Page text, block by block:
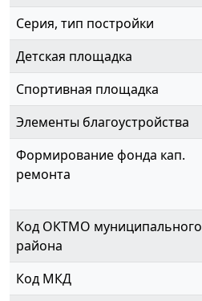
Серия, тип постройки
Детская площадка
Спортивная площадка
Элементы благоустройства
Формирование фонда кап.
ремонта
Код ОКТМО муниципального
района
Код МКД